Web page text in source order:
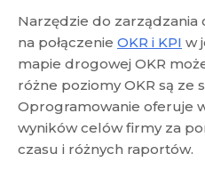
Narzędzie do
na połączenie OKR i KPI w
mapie drogowej OKR
różne poziomy OKR są ze
Oprogramowanie oferuje
wyników celów firmy za
czasu i różnych raportów.